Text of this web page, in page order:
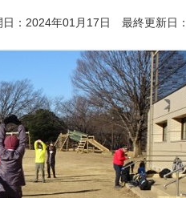
日：2024年01月17日 最終更新日